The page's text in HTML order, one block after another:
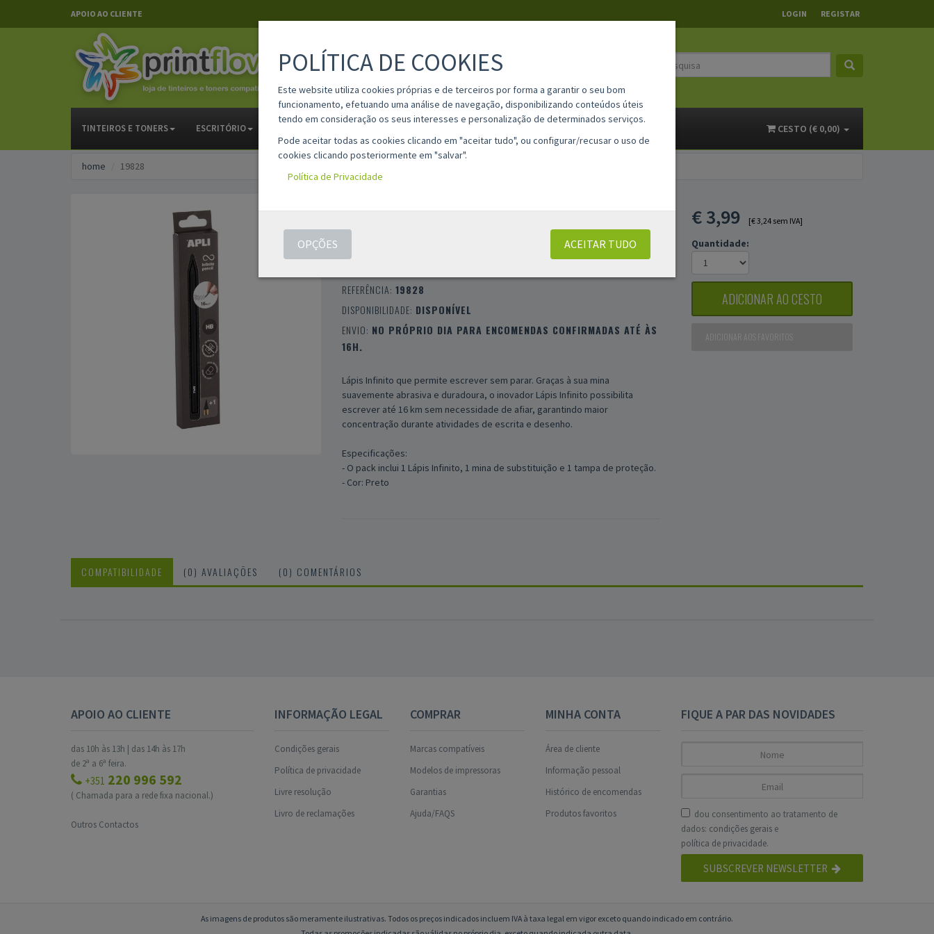
APOIO AO CLIENTE LOGIN REGISTAR
TINTEIROS E TONERS ESCRITÓRIO MATERIAL ESCOLAR INFORMAÇÕES CONTACTOS CESTO (€ 0,00)
home 19828
0 COMENTÁRIOS
REFERÊNCIA: 19828
DISPONIBILIDADE: DISPONÍVEL
ENVIO: NO PRÓPRIO DIA PARA ENCOMENDAS CONFIRMADAS ATÉ ÀS
16H.
Lápis Infinito que permite escrever sem parar. Graças à sua mina
suavemente abrasiva e duradoura, o inovador Lápis Infinito possibilita
escrever até 16 km sem necessidade de afiar, garantindo maior
concentração durante atividades de escrita e desenho.
Especificações:
- O pack inclui 1 Lápis Infinito, 1 mina de substituição e 1 tampa de proteção.
- Cor: Preto
€3,99 [€ 3,24 sem IVA]
Quantidade:
ADICIONAR AO CESTO
ADICIONAR AOS FAVORITOS
COMPATIBILIDADE (0) AVALIAÇÕES (0) COMENTÁRIOS
APOIO AO CLIENTE
das 10h às 13h | das 14h às 17h
de 2ª a 6ª feira.
+351 220 996 592
( Chamada para a rede fixa nacional.)
Outros Contactos
INFORMAÇÃO LEGAL
Condições gerais
Política de privacidade
Livre resolução
Livro de reclamações
COMPRAR
Marcas compatíveis
Modelos de impressoras
Garantias
Ajuda/FAQS
MINHA CONTA
Área de cliente
Informação pessoal
Histórico de encomendas
Produtos favoritos
FIQUE A PAR DAS NOVIDADES
dou consentimento ao tratamento de
dados: condições geraise
política de privacidade.
SUBSCREVER NEWSLETTER
As imagens de produtos são meramente ilustrativas. Todos os preços indicados incluem IVA à taxa legal em vigor exceto quando indicado em contrário.
POLÍTICA DE COOKIES
Este website utiliza cookies próprias e de terceiros por forma a garantir o seu bom
funcionamento, efetuando uma análise de navegação, disponibilizando conteúdos úteis
tendo em consideração os seus interesses e personalização de determinados serviços.
Pode aceitar todas as cookies clicando em "aceitar tudo", ou configurar/recusar o uso de
cookies clicando posteriormente em "salvar".
Política de Privacidade
ACEITAR TUDO
OPÇÕES